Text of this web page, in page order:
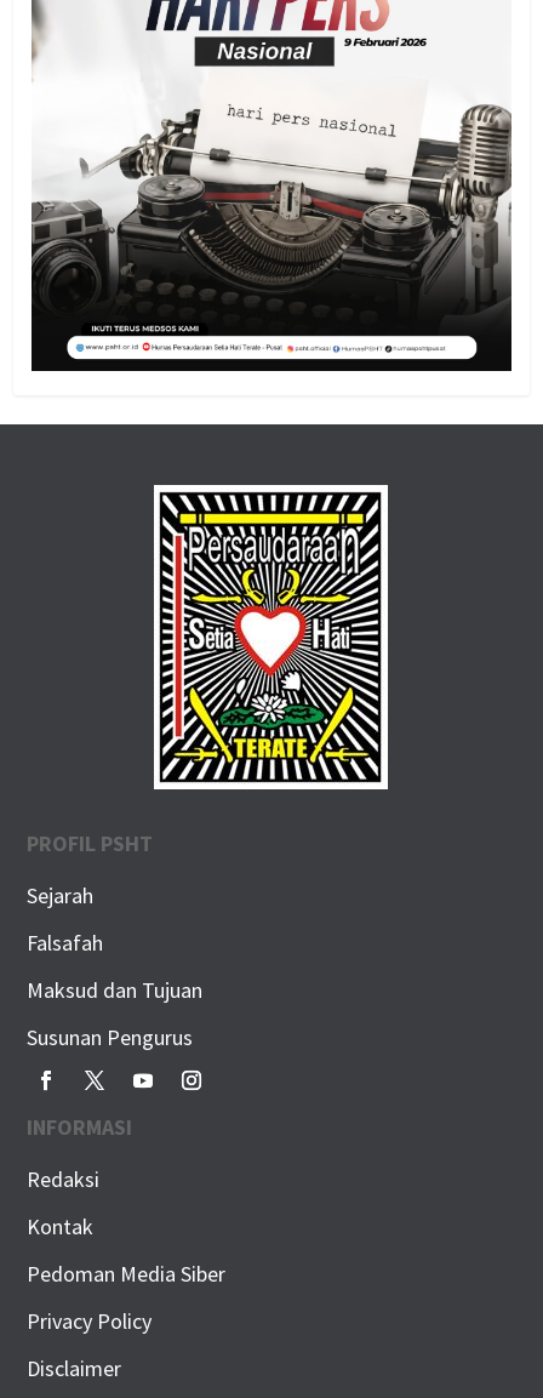
PROFIL PSHT
Sejarah
Falsafah
Maksud dan Tujuan
Susunan Pengurus
INFORMASI
Redaksi
Kontak
Pedoman Media Siber
Privacy Policy
Disclaimer